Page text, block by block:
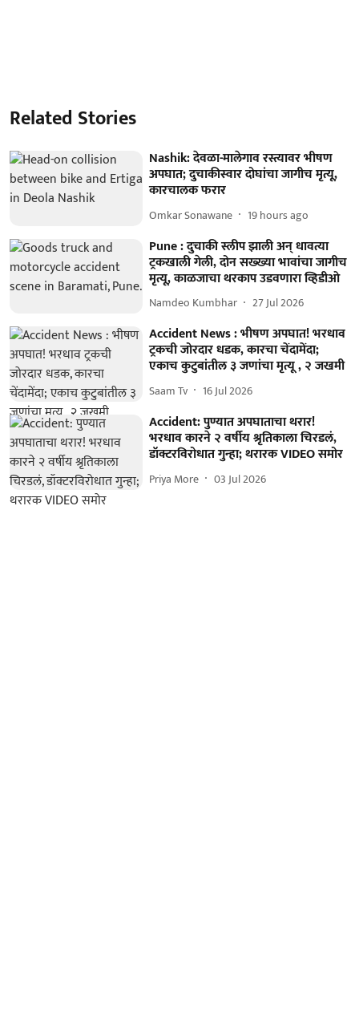
Related Stories
Nashik: देवळा-मालेगाव रस्त्यावर भीषण
अपघात; दुचाकीस्वार दोघांचा जागीच मृत्यू,
कारचालक फरार
Omkar Sonawane 19 hours ago
Pune : दुचाकी स्लीप झाली अन् धावत्या
ट्रकखाली गेली, दोन सख्ख्या भावांचा जागीच
मृत्यू, काळजाचा थरकाप उडवणारा व्हिडीओ
Namdeo Kumbhar 27 Jul 2026
Accident News : भीषण अपघात! भरधाव
ट्रकची जोरदार धडक, कारचा चेंदामेंदा;
एकाच कुटुबांतील ३ जणांचा मृत्यू , २ जखमी
Saam Tv 16 Jul 2026
Accident: पुण्यात अपघाताचा थरार!
भरधाव कारने २ वर्षीय श्रृतिकाला चिरडलं,
डॉक्टरविरोधात गुन्हा; थरारक VIDEO समोर
Priya More 03 Jul 2026